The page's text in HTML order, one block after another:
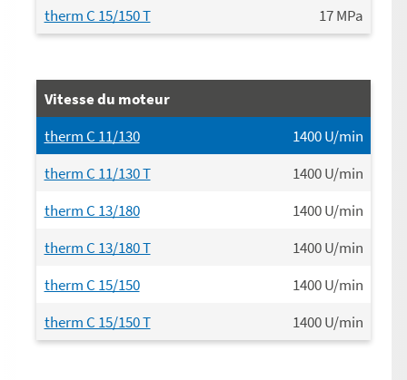
therm C 15/150 T
17MPa
Vitesse du moteur
therm C 11/130
1400U/min
therm C 11/130 T
1400U/min
therm C 13/180
1400U/min
therm C 13/180 T
1400U/min
therm C 15/150
1400U/min
therm C 15/150 T
1400U/min